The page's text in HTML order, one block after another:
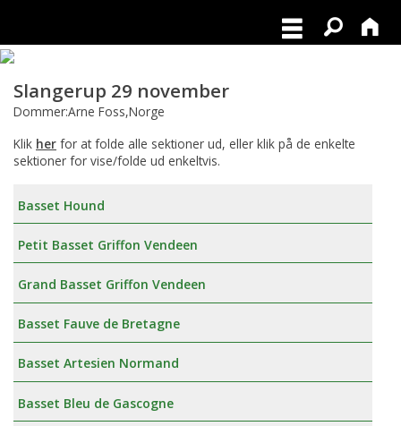
Slangerup 29 november
Dommer:Arne Foss,Norge
Klik her for at folde alle sektioner ud, eller klik på de enkelte
sektioner for vise/folde ud enkeltvis.
Basset Hound
Petit Basset Griffon Vendeen
Grand Basset Griffon Vendeen
Basset Fauve de Bretagne
Basset Artesien Normand
Basset Bleu de Gascogne